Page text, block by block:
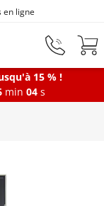
en ligne
15 % !
min 04 s